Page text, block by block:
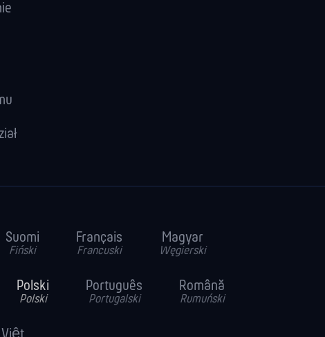
Suomi
Fiński
Français
Francuski
Magyar
Węgierski
Polski
Polski
Português
Portugalski
Română
Rumuński